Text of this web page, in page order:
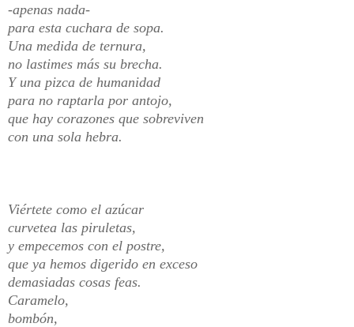
-apenas nada-
para esta cuchara de sopa.
Una medida de ternura,
no lastimes más su brecha.
Y una pizca de humanidad
para no raptarla por antojo,
que hay corazones que sobreviven
con una sola hebra.
Viértete como el azúcar
curvetea las piruletas,
y empecemos con el postre,
que ya hemos digerido en exceso
demasiadas cosas feas.
Caramelo,
bombón,